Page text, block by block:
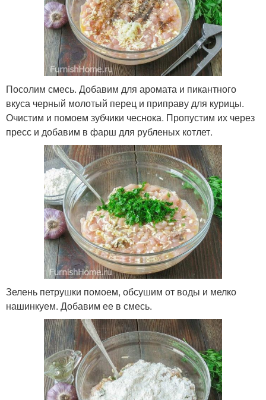
Посолим смесь. Добавим для аромата и пикантного
вкуса черный молотый перец и приправу для курицы.
Очистим и помоем зубчики чеснока. Пропустим их через
пресс и добавим в фарш для рубленых котлет.
Зелень петрушки помоем, обсушим от воды и мелко
нашинкуем. Добавим ее в смесь.